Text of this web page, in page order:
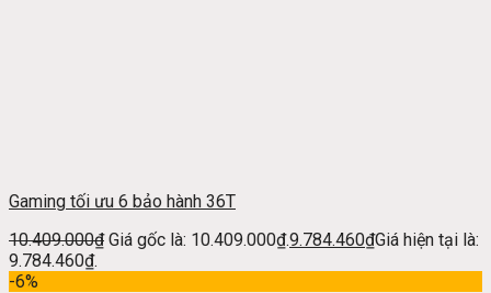
Gaming tối ưu 6 bảo hành 36T
10.409.000₫ Giá gốc là: 10.409.000₫.9.784.460₫Giá hiện tại là:
9.784.460₫.
-6%